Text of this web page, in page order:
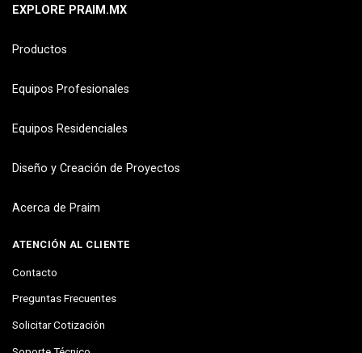
EXPLORE PRAIM.MX
Productos
Equipos Profesionales
Equipos Residenciales
Diseño y Creación de Proyectos
Acerca de Praim
ATENCIÓN AL CLIENTE
Contacto
Preguntas Frecuentes
Solicitar Cotización